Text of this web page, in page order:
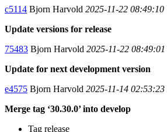
c5114 Bjorn Harvold 2025-11-22 08:49:10
Update versions for release
75483 Bjorn Harvold 2025-11-22 08:49:01
Update for next development version
e4575 Bjorn Harvold 2025-11-14 02:53:23
Merge tag ‘30.30.0’ into develop
Tag release